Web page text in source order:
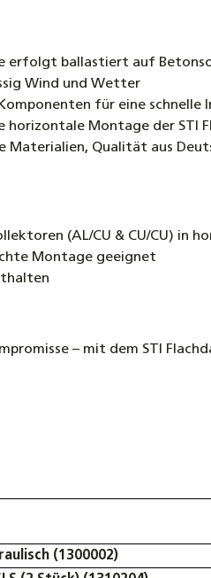
erfolgt ballastiert auf
Wind und Wetter
für eine schnelle
Montage der STI
Qualität aus
(AL/CU & CU/CU) in
Montage geeignet
– mit dem STI
(1300002)